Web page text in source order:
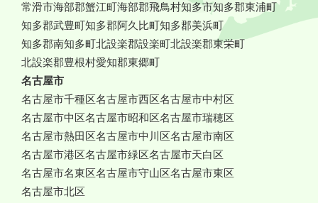
常滑市海部郡蟹江町海部郡飛鳥村知多市知多郡東浦町
知多郡武豊町知多郡阿久比町知多郡美浜町
知多郡南知多町北設楽郡設楽町北設楽郡東栄町
北設楽郡豊根村愛知郡東郷町
名古屋市
名古屋市千種区名古屋市西区名古屋市中村区
名古屋市中区名古屋市昭和区名古屋市瑞穂区
名古屋市熱田区名古屋市中川区名古屋市南区
名古屋市港区名古屋市緑区名古屋市天白区
名古屋市名東区名古屋市守山区名古屋市東区
名古屋市北区